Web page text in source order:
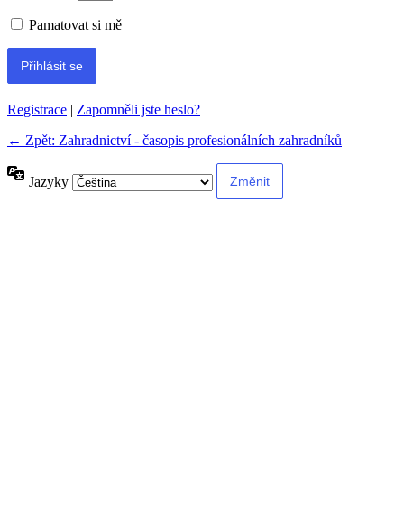
Pamatovat si mě
Registrace | Zapomněli jste heslo?
← Zpět: Zahradnictví - časopis profesionálních zahradníků
Jazyky